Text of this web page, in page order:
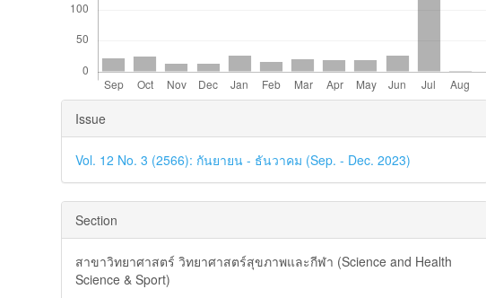
Article
Details
Issue
Vol. 12 No. 3 (2566): กันยายน - ธันวาคม (Sep. - Dec. 2023)
Section
สาขาวิทยาศาสตร์ วิทยาศาสตร์สุขภาพและกีฬา (Science and Health
Science & Sport)